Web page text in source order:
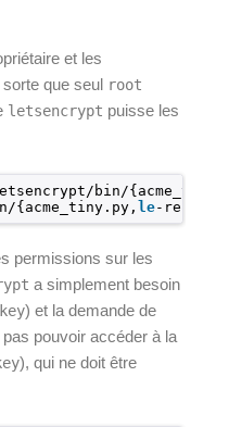
et les
que seul root
letsencrypt puisse les
/bin/
{acme_tiny.py, le-
permissions sur les
a simplement besoin
) et la demande de
pouvoir accéder à la
), qui ne doit être